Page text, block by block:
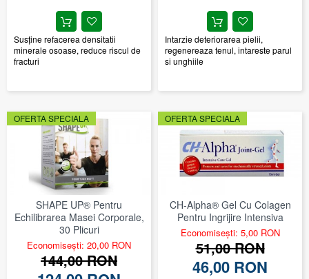
Susţine refacerea densitatii
minerale osoase, reduce riscul de
fracturi
Intarzie deteriorarea pielii,
regenereaza tenul, intareste parul
si unghiile
OFERTA SPECIALA
SHAPE UP® Pentru
Echilibrarea Masei Corporale,
30 Plicuri
Economisești: 20,00 RON
144,00 RON
OFERTA SPECIALA
CH-Alpha® Gel Cu Colagen
Pentru Ingrijire Intensiva
Economisești: 5,00 RON
51,00 RON
46,00 RON